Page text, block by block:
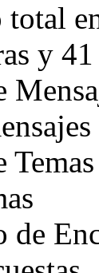
total
y
de